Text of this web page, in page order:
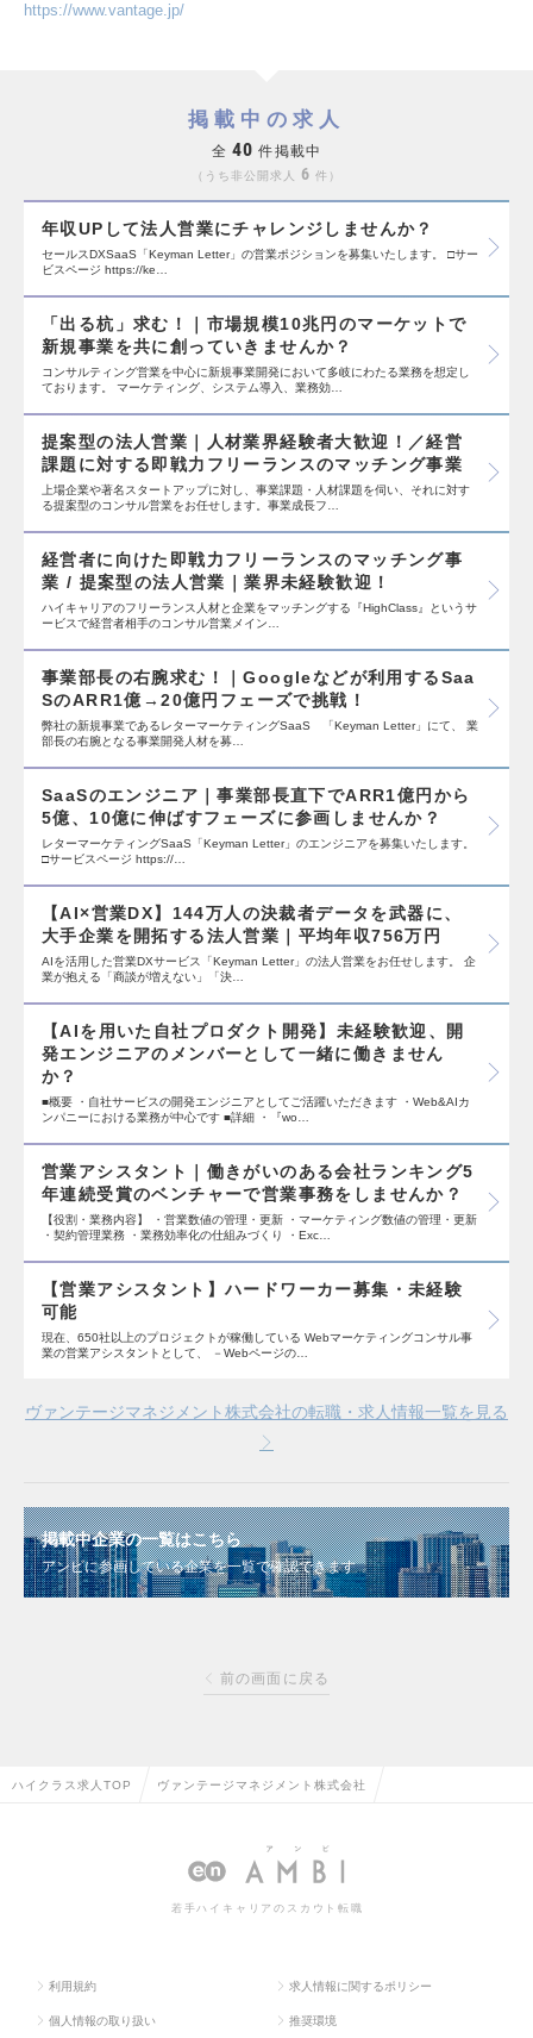
https://www.vantage.jp/
掲載中の求人
全 40 件掲載中
うち非公開求人 6 件
年収UPして法人営業にチャレンジしませんか？
セールスDXSaaS「Keyman Letter」の営業ポジションを募集いたします。 □サー
ビスページ https://ke…
「出る杭」求む！｜市場規模10兆円のマーケットで
新規事業を共に創っていきませんか？
コンサルティング営業を中心に新規事業開発において多岐にわたる業務を想定し
ております。 マーケティング、システム導入、業務効…
提案型の法人営業｜人材業界経験者大歓迎！／経営
課題に対する即戦力フリーランスのマッチング事業
上場企業や著名スタートアップに対し、事業課題・人材課題を伺い、それに対す
る提案型のコンサル営業をお任せします。事業成長フ…
経営者に向けた即戦力フリーランスのマッチング事
業 / 提案型の法人営業｜業界未経験歓迎！
ハイキャリアのフリーランス人材と企業をマッチングする『HighClass』というサ
ービスで経営者相手のコンサル営業メイン…
事業部長の右腕求む！｜Googleなどが利用するSaa
SのARR1億→20億円フェーズで挑戦！
弊社の新規事業であるレターマーケティングSaaS 「Keyman Letter」にて、 業
部長の右腕となる事業開発人材を募…
SaaSのエンジニア｜事業部長直下でARR1億円から
5億、10億に伸ばすフェーズに参画しませんか？
レターマーケティングSaaS「Keyman Letter」のエンジニアを募集いたします。
□サービスページ https://…
【AI×営業DX】144万人の決裁者データを武器に、
大手企業を開拓する法人営業｜平均年収756万円
AIを活用した営業DXサービス「Keyman Letter」の法人営業をお任せします。 企
業が抱える「商談が増えない」「決…
【AIを用いた自社プロダクト開発】未経験歓迎、開
発エンジニアのメンバーとして一緒に働きません
か？
■概要 ・自社サービスの開発エンジニアとしてご活躍いただきます ・Web&AIカ
ンパニーにおける業務が中心です ■詳細 ・『wo…
営業アシスタント｜働きがいのある会社ランキング5
年連続受賞のベンチャーで営業事務をしませんか？
【役割・業務内容】 ・営業数値の管理・更新 ・マーケティング数値の管理・更新
・契約管理業務 ・業務効率化の仕組みづくり ・Exc…
【営業アシスタント】ハードワーカー募集・未経験
可能
現在、650社以上のプロジェクトが稼働している Webマーケティングコンサル事
業の営業アシスタントとして、 －Webページの…
ヴァンテージマネジメント株式会社の転職・求人情報一覧を見る
掲載中企業の一覧はこちら
アンビに参画している企業を一覧で確認できます
前の画面に戻る
ハイクラス求人TOP ヴァンテージマネジメント株式会社
若手ハイキャリアのスカウト転職
利用規約 求人情報に関するポリシー
個人情報の取り扱い 推奨環境